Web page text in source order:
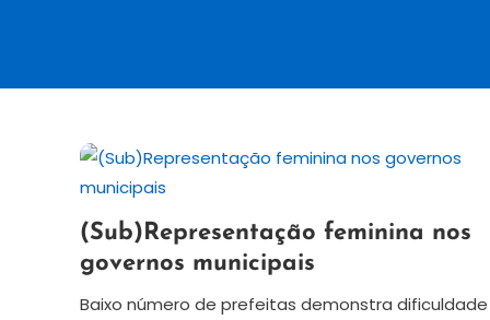
10
de
setembro
de
Redação
(Sub)Representação feminina nos
governos municipais
Baixo número de prefeitas demonstra